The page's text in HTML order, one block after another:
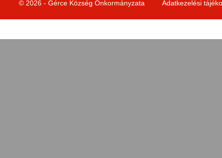
© 2026 - Gérce Község Önkormányzata Adatkezelési